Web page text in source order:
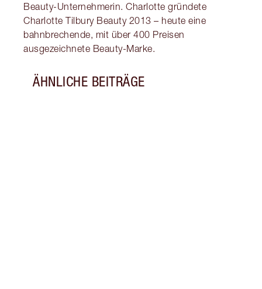
Beauty-Unternehmerin. Charlotte gründete
Charlotte Tilbury Beauty 2013 – heute eine
bahnbrechende, mit über 400 Preisen
ausgezeichnete Beauty-Marke.
ÄHNLICHE BEITRÄGE